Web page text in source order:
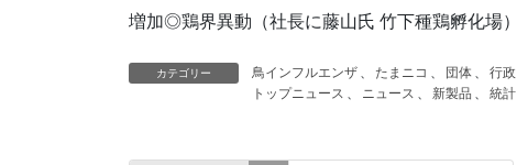
増加◎鶏界異動（社長に藤山氏 竹下種鶏孵化場）
カテゴリー 鳥インフルエンザ 、 たまニコ 、 団体 、 行政
トップニュース 、 ニュース 、 新製品 、 統計